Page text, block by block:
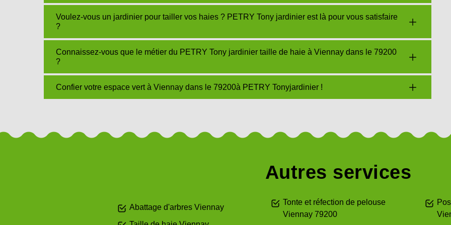
Voulez-vous un jardinier pour tailler vos haies ? PETRY Tony jardinier est là pour vous satisfaire
?
Connaissez-vous que le métier du PETRY Tony jardinier taille de haie à Viennay dans le 79200
?
Confier votre espace vert à Viennay dans le 79200à PETRY Tonyjardinier !
Autres services
Abattage d'arbres Viennay
Tonte et réfection de pelouse
Viennay 79200